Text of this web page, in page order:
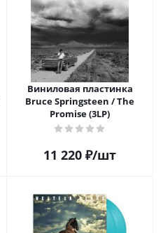
Виниловая пластинка
Bruce Springsteen / The
Promise (3LP)
11 220 ₽/шт